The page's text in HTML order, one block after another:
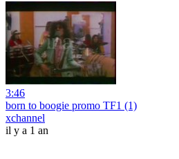
3:46
born to boogie promo TF1 (1)
xchannel
il y a 1 an